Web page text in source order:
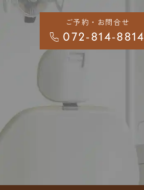
ご予約・お問合せ
072-814-8814